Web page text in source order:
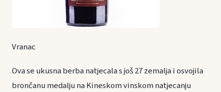
Vranac
Ova se ukusna berba natjecala s još 27 zemalja i osvojila
brončanu medalju na Kineskom vinskom natjecanju